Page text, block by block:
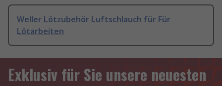
Weller Lötzubehör Luftschlauch für Für
Lötarbeiten
Exklusiv für Sie unsere neuesten